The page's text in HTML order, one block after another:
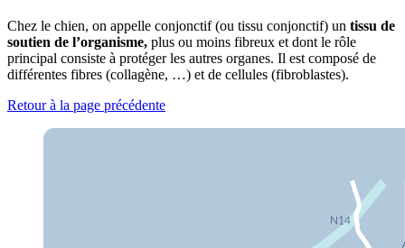
Chez le chien, on appelle conjonctif (ou tissu conjonctif) un tissu de
soutien de l’organisme, plus ou moins fibreux et dont le rôle
principal consiste à protéger les autres organes. Il est composé de
différentes fibres (collagène, …) et de cellules (fibroblastes).
Retour à la page précédente